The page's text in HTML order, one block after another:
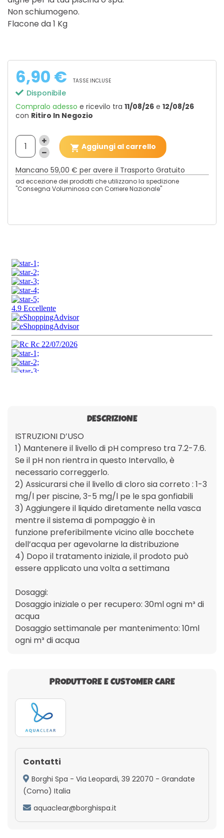
Non schiumogeno.
Flacone da 1 Kg
6,90 € TASSE INCLUSE
Disponibile
Compralo adesso e ricevilo tra 11/08/26 e 12/08/26
con Ritiro In Negozio
 Aggiungi al carrello
Mancano 59,00 € per avere il Trasporto Gratuito
ad eccezione dei prodotti che utilizzano la spedizione
"Consegna Voluminosa con Corriere Nazionale"
DESCRIZIONE
ISTRUZIONI D’USO
1) Mantenere il livello di pH compreso tra 7.2-7.6.
Se il pH non rientra in questo Intervallo, è
necessario correggerlo.
2) Assicurarsi che il livello di cloro sia correto : 1-3
mg/l per piscine, 3-5 mg/l pe le spa gonfiabili
3) Aggiungere il liquido diretamente nella vasca
mentre il sistema di pompaggio è in
funzione preferibilmente vicino alle bocchete
dell’acqua per agevolarne la distribuzione
4) Dopo il tratamento iniziale, il prodoto può
essere applicato una volta a settimana
Dosaggi:
Dosaggio iniziale o per recupero: 30ml ogni m³ di
acqua
Dosaggio settimanale per mantenimento: 10ml
ogni m³ di acqua
PRODUTTORE E CUSTOMER CARE
Contatti
Borghi Spa - Via Leopardi, 39 22070 - Grandate
(Como) Italia
aquaclear@borghispa.it